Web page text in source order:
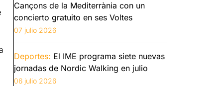
Cançons de la Mediterrània con un
concierto gratuito en ses Voltes
07 julio 2026
Deportes: El IME programa siete nuevas
jornadas de Nordic Walking en julio
06 julio 2026